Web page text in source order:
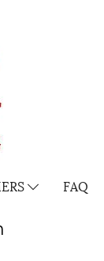
FAQ